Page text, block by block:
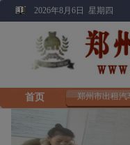
2026年8月6日 星期四
首页 郑州市出租汽